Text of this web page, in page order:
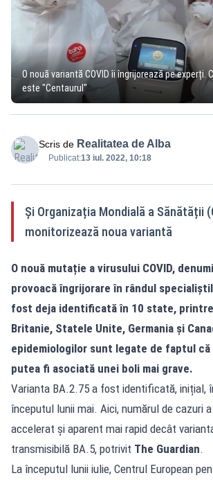
O nouă variantă COVID îi îngrijorează pe experți.
este "Centaurul"
Scris de Realitatea de Alba
Publicat:13 iul. 2022, 10:18
Și Organizația Mondială a Sănătății
monitorizează noua variantă
O nouă mutație a virusului COVID,
provoacă îngrijorare în rândul
fost deja identificată în 10 state,
Britanie, Statele Unite, Germania și
epidemiologilor sunt legate de faptul că
putea fi asociată unei boli mai grave.
Varianta BA.2.75 a fost identificată, inițial,
începutul lunii mai. Aici, numărul de cazuri
accelerat și aparent mai rapid decât
transmisibilă BA.5, potrivit The Guardian.
La începutul lunii iulie, Centrul European